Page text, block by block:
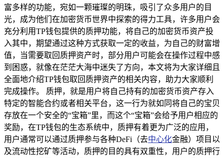
富多样的功能，宛如一颗璀璨的明珠，吸引了众多用户的目
光，成为他们在加密货币世界中探索的得力工具，许多用户会
充分利用TP钱包提供的质押功能，将自己的加密货币资产投
入其中，期望通过这种方式获取一定的收益，为自己的财富增
值，当需要取回质押资产时，部分用户可能会在操作过程中感
到困惑，就像在茫茫大海中迷失了方向，本文将为大家详细且
全面地介绍TP钱包取回质押资产的相关内容，助力大家顺利
完成操作。 质押，就是用户将自己持有的加密货币资产存入
特定的智能合约或者相关平台，这一行为就如同将自己的宝贝
存放在一个安全的“宝箱”里，而这个“宝箱”会给予用户相应的
奖励，在TP钱包的生态系统中，质押有着更为广泛的应用，
用户通常可以通过质押参与各种DeFi（去中心化金融）项目以
及流动性挖矿等活动，质押的目的具有双重性，用户的质押行